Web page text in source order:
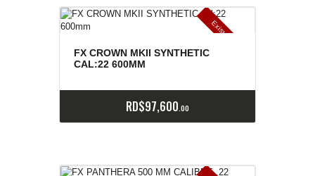
E
x
is
t
en
c
ia
s
ag
o
t
a
d
a
s
FX CROWN MKII SYNTHETIC
CAL:22 600MM
RD$97,600 00